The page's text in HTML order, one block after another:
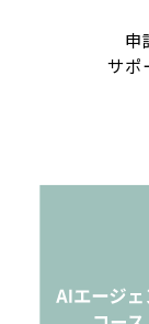
申
サポ